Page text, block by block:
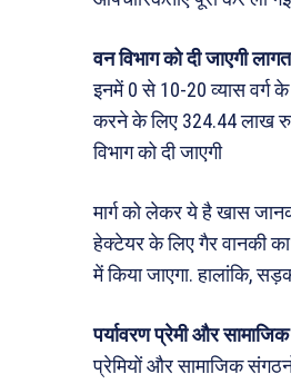
वन विभाग को दी जाएगी
इनमें 0 से 10-20 व्यास वर्ग
करने के लिए 324.44 लाख
विभाग को दी जाएगी
मार्ग को लेकर ये है खास
हेक्टेयर के लिए गैर वानकी
में किया जाएगा. हालांकि,
पर्यावरण प्रेमी और
प्रेमियों और सामाजिक